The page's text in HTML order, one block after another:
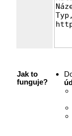
Jak to
funguje?